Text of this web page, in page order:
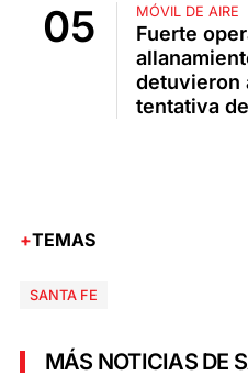
MÓVIL DE AIRE
Fuerte
detuvieron
tentativa
TEMAS
SANTA FE
MÁS NOTICIAS DE